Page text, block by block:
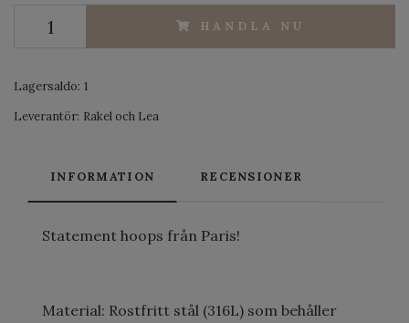
HANDLA NU
Lagersaldo: 1
Leverantör: Rakel och Lea
INFORMATION RECENSIONER
Statement hoops från Paris!
Material: Rostfritt stål (316L) som behåller